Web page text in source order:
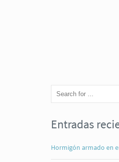
Entradas
Hormigón armado en